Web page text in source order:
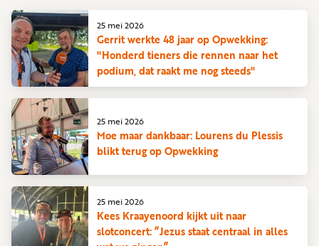
Gerrit werkte 48 jaar op Opwekking:
"Honderd tieners die rennen naar het
podium, dat raakt me nog steeds"
25 mei 2026
Moe maar dankbaar: Lourens du Plessis
blikt terug op Opwekking
25 mei 2026
Kees Kraayenoord kijkt uit naar
slotconcert: “Jezus staat centraal in alles
25 mei 2026